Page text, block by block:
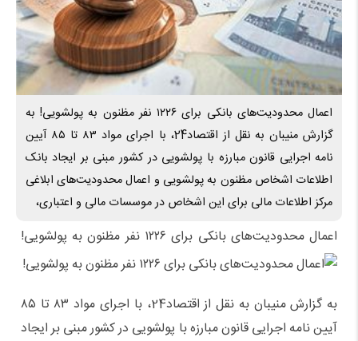
اعمال محدودیت‌های بانکی برای ۱۲۲۶ نفر مظنون به پولشویی! به
گزارش منیبان به نقل از اقتصاد24، با اجرای مواد ۸۳ تا ۸۵ آیین
نامه اجرایی قانون مبارزه با پولشویی در کشور مبنی بر ایجاد بانک
اطلاعات اشخاص مظنون به پولشویی و اعمال محدودیت‌های ابلاغی
مرکز اطلاعات مالی برای این اشخاص در موسسات مالی و اعتباری،
اعمال محدودیت‌های بانکی برای ۱۲۲۶ نفر مظنون به پولشویی!
به گزارش منیبان به نقل از اقتصاد24، با اجرای مواد ۸۳ تا ۸۵
آیین نامه اجرایی قانون مبارزه با پولشویی در کشور مبنی بر ایجاد